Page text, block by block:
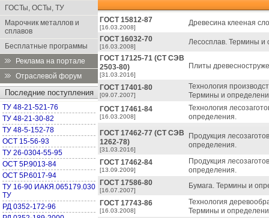
ГОСТы, ОСТы, ТУ
Марочник металлов и
сплавов
Бесплатные программы
Реклама на портале
Отраслевой форум
Последние поступления
ТУ 48-21-521-76
ТУ 48-21-30-82
ТУ 48-5-152-78
ОСТ 15-56-93
ТУ 26-0304-55-95
ОСТ 5Р.9013-84
ОСТ 5Р.6017-94
ТУ 16-90 ИАКЯ.065179.030
ТУ
РД 0352-172-96
ГОСТ 15812-87
[16.03.2008]
Древесина клееная
ГОСТ 16032-70
[16.03.2008]
Лесосплав. Термины и
ГОСТ 17125-71 (СТ СЭВ
2503-80)
[31.03.2016]
Плиты
ГОСТ 17401-80
[09.07.2007]
Технология
Термины и
ГОСТ 17461-84
[16.03.2008]
Технология
определения.
ГОСТ 17462-77 (СТ СЭВ
1262-78)
[31.03.2016]
Продукция
определения.
ГОСТ 17462-84
[13.09.2009]
Продукция
определения.
ГОСТ 17586-80
[16.07.2007]
Бумага. Термины и
ГОСТ 17743-86
[16.03.2008]
Технология
Термины и